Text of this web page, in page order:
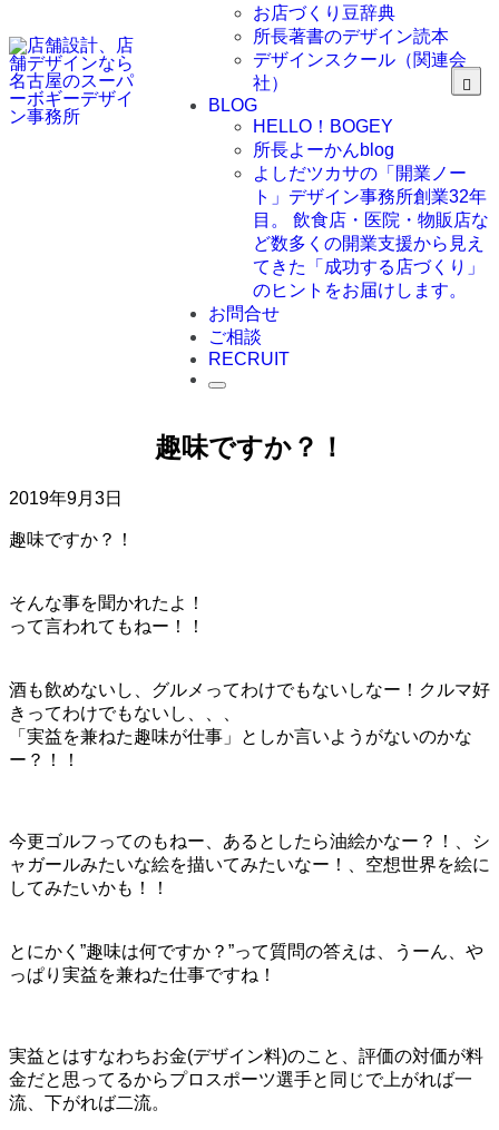
お店づくり豆辞典
所長著書のデザイン読本
デザインスクール（関連会
社）
BLOG
HELLO！BOGEY
所長よーかんblog
よしだツカサの「開業ノー
ト」 デザイン事務所創業32年
目。 飲食店・医院・物販店な
ど数多くの開業支援から見え
てきた「成功する店づくり」
のヒントをお届けします。
お問合せ
ご相談
RECRUIT
趣味ですか？！
2019年9月3日
趣味ですか？！
そんな事を聞かれたよ！
って言われてもねー！！
酒も飲めないし、グルメってわけでもないしなー！クルマ好
きってわけでもないし、、、
「実益を兼ねた趣味が仕事」としか言いようがないのかな
ー？！！
今更ゴルフってのもねー、あるとしたら油絵かなー？！、シ
ャガールみたいな絵を描いてみたいなー！、空想世界を絵に
してみたいかも！！
とにかく”趣味は何ですか？”って質問の答えは、うーん、や
っぱり実益を兼ねた仕事ですね！
実益とはすなわちお金(デザイン料)のこと、評価の対価が料
金だと思ってるからプロスポーツ選手と同じで上がれば一
流、下がれば二流。